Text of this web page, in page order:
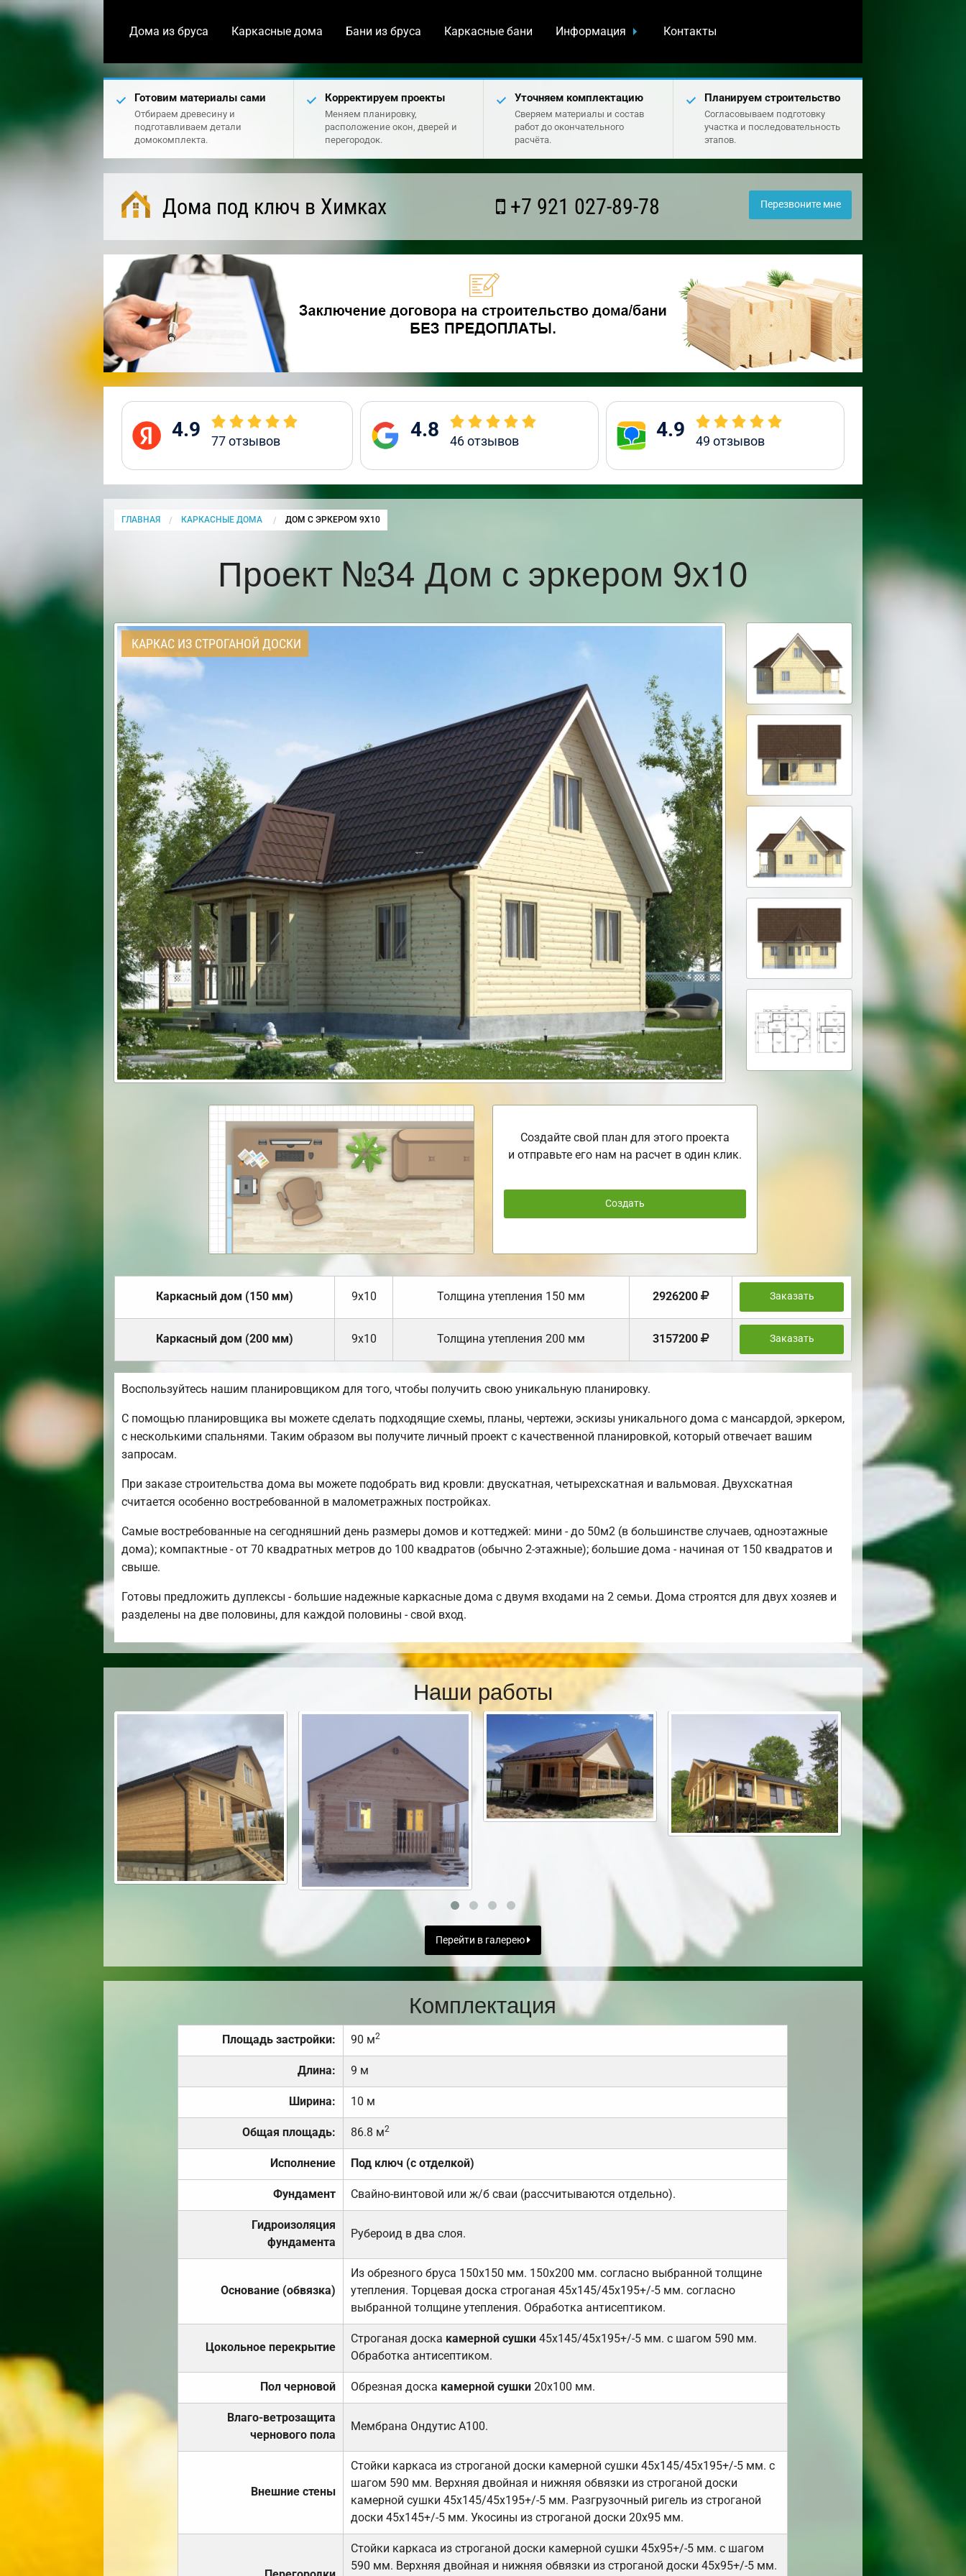
Дома из бруса Каркасные дома Бани из бруса Каркасные бани Информация Контакты
Готовим материалы сами
Отбираем древесину и
подготавливаем детали
домокомплекта.
Корректируем проекты
Меняем планировку,
расположение окон, дверей и
перегородок.
Уточняем комплектацию
Сверяем материалы и состав
работ до окончательного
расчёта.
Планируем строительство
Согласовываем подготовку
участка и последовательность
этапов.
Дома под ключ в Химках +7 921 027-89-78 Перезвоните мне
4.9 77отзывов 4.8 46отзывов 4.9 49 отзывов
ГЛАВНАЯ КАРКАСНЫЕ ДОМА CURRENT:
ДОМ С ЭРКЕРОМ 9Х10
Проект №34 Дом с эркером 9х10
КАРКАС ИЗ СТРОГАНОЙ ДОСКИ
Создайте свой план для этого проекта
и отправьте его нам на расчет в один клик.
Создать
Каркасный дом (150 мм) 9х10 Толщина утепления 150 мм 2926200 Заказать
Каркасный дом (200 мм) 9х10 Толщина утепления 200 мм 3157200 Заказать
Воспользуйтесь нашим планировщиком для того, чтобы получить свою уникальную планировку.
С помощью планировщика вы можете сделать подходящие схемы, планы, чертежи, эскизы уникального дома с мансардой, эркером,
с несколькими спальнями. Таким образом вы получите личный проект с качественной планировкой, который отвечает вашим
запросам.
При заказе строительства дома вы можете подобрать вид кровли: двускатная, четырехскатная и вальмовая. Двухскатная
считается особенно востребованной в малометражных постройках.
Самые востребованные на сегодняшний день размеры домов и коттеджей: мини - до 50м2 (в большинстве случаев, одноэтажные
дома); компактные - от 70 квадратных метров до 100 квадратов (обычно 2-этажные); большие дома - начиная от 150 квадратов и
свыше.
Готовы предложить дуплексы - большие надежные каркасные дома с двумя входами на 2 семьи. Дома строятся для двух хозяев и
разделены на две половины, для каждой половины - свой вход.
Наши работы
Перейти в галерею
Комплектация
Площадь застройки: 90 м2
Длина: 9 м
Ширина: 10 м
Общая площадь: 86.8 м2
Исполнение Под ключ (с отделкой)
Фундамент Свайно-винтовой или ж/б сваи (рассчитываются отдельно).
Гидроизоляция
фундамента
Рубероид в два слоя.
Основание (обвязка)
Из обрезного бруса 150х150 мм. 150х200 мм. согласно выбранной толщине
утепления. Торцевая доска строганая 45х145/45х195+/-5 мм. согласно
выбранной толщине утепления. Обработка антисептиком.
Цокольное перекрытие
Строганая доска камерной сушки 45х145/45х195+/-5 мм. с шагом 590 мм.
Обработка антисептиком.
Пол черновой Обрезная доска камерной сушки20х100 мм.
Влаго-ветрозащита
чернового пола
Мембрана Ондутис А100.
Внешние стены
Стойки каркаса из строганой доски камерной сушки 45х145/45х195+/-5 мм. с
шагом 590 мм. Верхняя двойная и нижняя обвязки из строганой доски
камерной сушки 45х145/45х195+/-5 мм. Разгрузочный ригель из строганой
доски 45х145+/-5 мм. Укосины из строганой доски 20х95 мм.
Стойки каркаса из строганой доски камерной сушки 45х95+/-5 мм. с шагом
590 мм. Верхняя двойная и нижняя обвязки из строганой доски 45х95+/-5 мм.